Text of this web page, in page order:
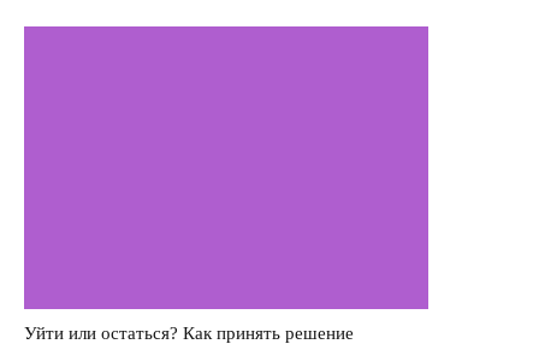
Уйти или остаться? Как принять решение